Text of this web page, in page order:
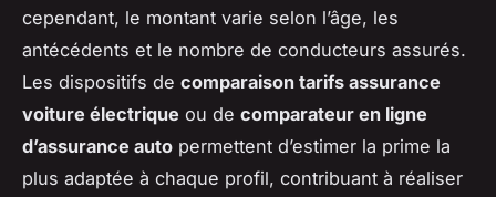
cependant, le montant varie selon l’âge, les
antécédents et le nombre de conducteurs assurés.
Les dispositifs de comparaison tarifs assurance
voiture électrique ou de comparateur en ligne
d’assurance auto permettent d’estimer la prime la
plus adaptée à chaque profil, contribuant à réaliser